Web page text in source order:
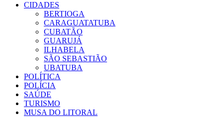
CIDADES
BERTIOGA
CARAGUATATUBA
CUBATÃO
GUARUJÁ
ILHABELA
SÃO SEBASTIÃO
UBATUBA
POLÍTICA
POLÍCIA
SAÚDE
TURISMO
MUSA DO LITORAL